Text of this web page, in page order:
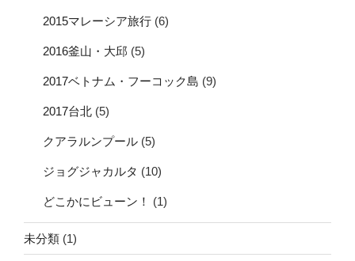
2015マレーシア旅行 (6)
2016釜山・大邱 (5)
2017ベトナム・フーコック島 (9)
2017台北 (5)
クアラルンプール (5)
ジョグジャカルタ (10)
どこかにビューン！ (1)
未分類 (1)